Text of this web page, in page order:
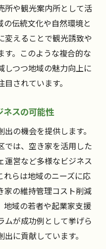
所や観光案内所として活
伝統文化や自然環境と
変えることで観光誘致や
す。このような複合的な
しつつ地域の魅力向上に
されています。
ネスの可能性
の機会を提供します。
では、空き家を活用した
運営など多様なビジネス
れらは地域のニーズに応
家の維持管理コスト削減
地域の若者や起業家支援
ムが成功例として挙げら
に貢献しています。